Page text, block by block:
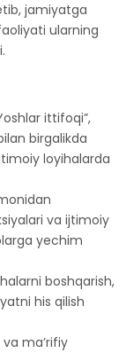
jamiyatga
ularning
ittifoqi”,
birgalikda
loyihalarda
va ijtimoiy
yechim
boshqarish,
his qilish
ma’rifiy